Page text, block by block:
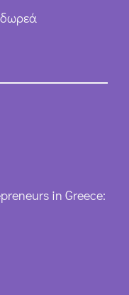
δωρεά
in Greece: